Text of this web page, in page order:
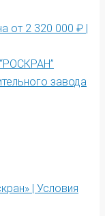
от 2 320 000 ₽ |
завода
| Условия